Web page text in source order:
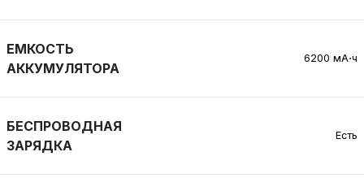
ЕМКОСТЬ
АККУМУЛЯТОРА
6200 мА⋅ч
БЕСПРОВОДНАЯ
ЗАРЯДКА
Есть